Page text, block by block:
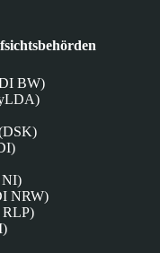
BW)
NI)
NRW)
RLP)